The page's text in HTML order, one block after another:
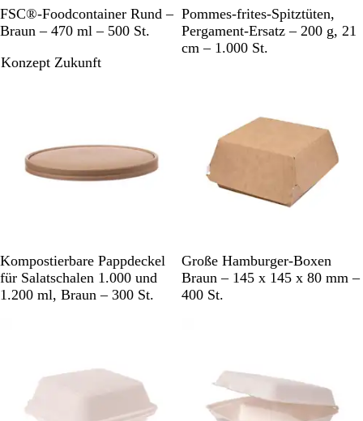
B
r
u
FSC®-Foodcontainer Rund –
Braun – 470 ml – 500 St.
Konzept Zukunft
M
e
h
Pommes-frites-Spitztüten,
Pergament-Ersatz – 200 g, 21
cm – 1.000 St.
B
r
a
Kompostierbare Pappdeckel
für Salatschalen 1.000 und
1.200 ml, Braun – 300 St.
B
r
a
Große Hamburger-Boxen
Braun – 145 x 145 x 80 mm –
400 St.